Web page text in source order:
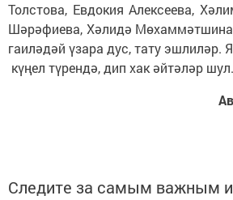
Толстова, Евдокия Алексеева,
Шәрәфиева, Хәлидә
гаиләдәй үзара дус, тату эшлиләр.
күңел түрендә, дип хак әйтәләр шул.
Следите за самым важным